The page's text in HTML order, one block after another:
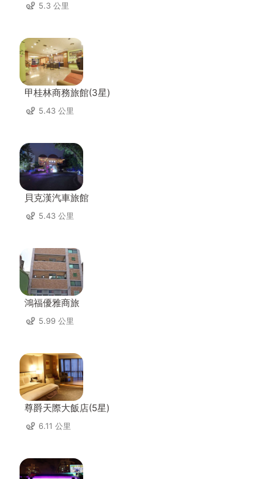
5.3 公里
甲桂林商務旅館(3星)
5.43 公里
貝克漢汽車旅館
5.43 公里
鴻福優雅商旅
5.99 公里
尊爵天際大飯店(5星)
6.11 公里